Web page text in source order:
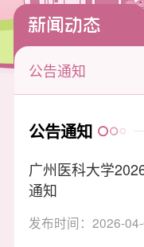
公告通知
新闻动态
公告通知
广州医科大学
通知
发布时间：2026-